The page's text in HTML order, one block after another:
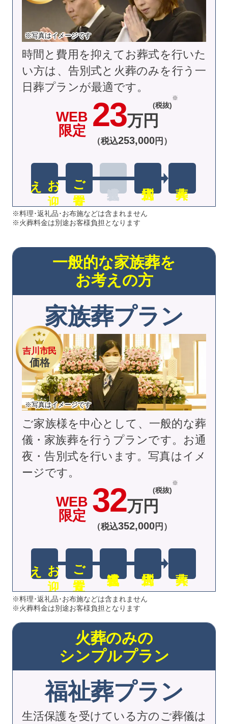
※写真はイメージです
WEB
限定 23万円
(税抜)
（税込253,000円）
お
迎
え ご安置
時間と費用を抑えてお葬式を行いた
い方は、告別式と火葬のみを行う一
日葬プランが最適です。
※料理･返礼品･お布施などは含まれません
※火葬料金は別途お客様負担となります
吉川市民
価格
※写真はイメージです
一般的な家族葬を
お考えの方
家族葬プラン
WEB
限定 32万円
(税抜)
（税込352,000円）
お
迎
え ご安置
ご家族様を中心として、一般的な葬
儀・家族葬を行うプランです。お通
夜・告別式を行います。写真はイメ
ージです。
※料理･返礼品･お布施などは含まれません
※火葬料金は別途お客様負担となります
火葬のみの
シンプルプラン
福祉葬プラン
生活保護を受けている方のご葬儀は